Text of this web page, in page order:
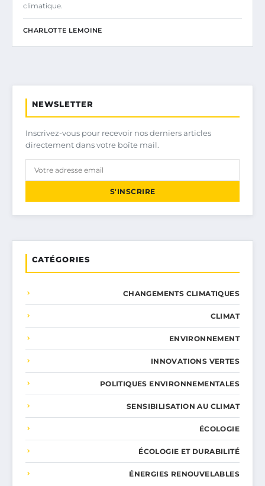
climatique.
CHARLOTTE LEMOINE
NEWSLETTER
Inscrivez-vous pour recevoir nos derniers articles
directement dans votre boîte mail.
S'INSCRIRE
CATÉGORIES
CHANGEMENTS CLIMATIQUES
CLIMAT
ENVIRONNEMENT
INNOVATIONS VERTES
POLITIQUES ENVIRONNEMENTALES
SENSIBILISATION AU CLIMAT
ÉCOLOGIE
ÉCOLOGIE ET DURABILITÉ
ÉNERGIES RENOUVELABLES